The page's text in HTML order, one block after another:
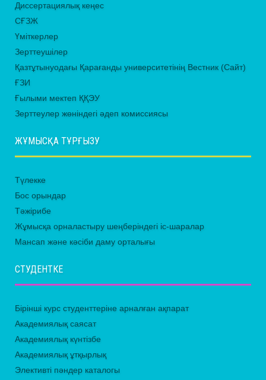
Диссертациялық кеңес
СҒЗЖ
Үміткерлер
Зерттеушілер
Қазтұтынуодағы Қарағанды университетінің Вестник (Сайт)
ҒЗИ
Ғылыми мектеп ҚҚЭУ
Зерттеулер жөніндегі әдеп комиссиясы
ЖҰМЫСҚА ТҰРҒЫЗУ
Түлекке
Бос орындар
Тәжірибе
Жұмысқа орналастыру шеңберіндегі іс-шаралар
Мансап және кәсіби даму орталығы
СТУДЕНТКЕ
Бірінші курс студенттеріне арналған ақпарат
Академиялық саясат
Академиялық күнтізбе
Академиялық ұтқырлық
Элективті пәндер каталогы